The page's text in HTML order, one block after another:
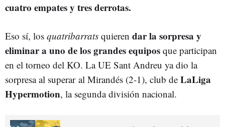
cuatro empates y tres derrotas.
Eso sí, los quatribarrats quieren dar la sorpresa y
eliminar a uno de los grandes equipos que participan
en el torneo del KO. La UE Sant Andreu ya dio la
sorpresa al superar al Mirandés (2-1), club de LaLiga
Hypermotion, la segunda división nacional.